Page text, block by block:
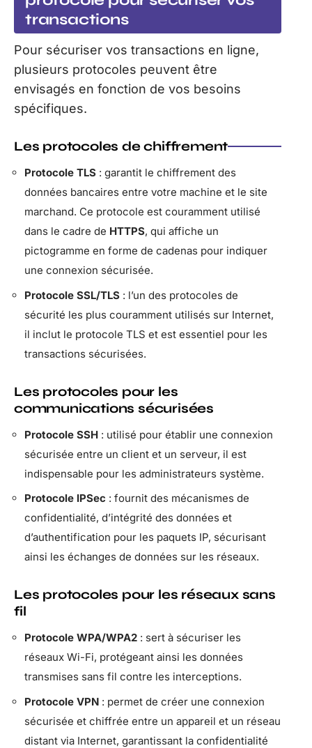
transactions
Pour sécuriser vos transactions en ligne,
plusieurs protocoles peuvent être
envisagés en fonction de vos besoins
spécifiques.
Les protocoles de chiffrement
Protocole TLS : garantit le chiffrement des
données bancaires entre votre machine et le site
marchand. Ce protocole est couramment utilisé
dans le cadre de HTTPS, qui affiche un
pictogramme en forme de cadenas pour indiquer
une connexion sécurisée.
Protocole SSL/TLS : l’un des protocoles de
sécurité les plus couramment utilisés sur Internet,
il inclut le protocole TLS et est essentiel pour les
transactions sécurisées.
Les protocoles pour les
communications sécurisées
Protocole SSH : utilisé pour établir une connexion
sécurisée entre un client et un serveur, il est
indispensable pour les administrateurs système.
Protocole IPSec : fournit des mécanismes de
confidentialité, d’intégrité des données et
d’authentification pour les paquets IP, sécurisant
ainsi les échanges de données sur les réseaux.
Les protocoles pour les réseaux sans
fil
Protocole WPA/WPA2 : sert à sécuriser les
réseaux Wi-Fi, protégeant ainsi les données
transmises sans fil contre les interceptions.
Protocole VPN : permet de créer une connexion
sécurisée et chiffrée entre un appareil et un réseau
distant via Internet, garantissant la confidentialité